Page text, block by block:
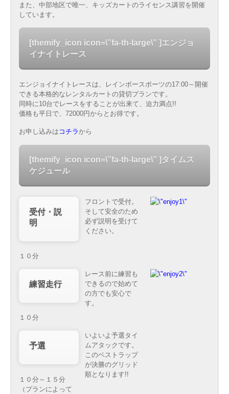
また、中部地区で唯一、キッズカートのライセンス講習を開催
しています。
[themify_icon icon=\”fa-th-large\” ]エンジョ
イナイトレース
エンジョイナイトレースは、レインボースポーツの17:00～開催
できる本格的なレンタルカートの貸切プランです。
同時に10台でレースをすることが出来て、迫力満点!!
価格も平日で、72000円からとお得です。
お申し込みは コチラから
[themify_icon icon=\”fa-th-large\” ] タイムス
ケジュール
受付・説
明
１０分
フロントで受付。
そして安全のため
必ず説明を受けて
ください。
練習走行
１０分
レース前に練習も
できるので始めて
の方でも安心で
す。
予選
１０分～１５分
（プランによって
いよいよ予選タイ
ムアタックです。
このベストラップ
が決勝のグリッド
順となります!!